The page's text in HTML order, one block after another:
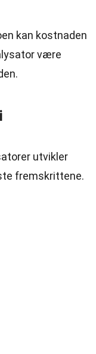
kan kostnaden
være
utvikler
fremskrittene.